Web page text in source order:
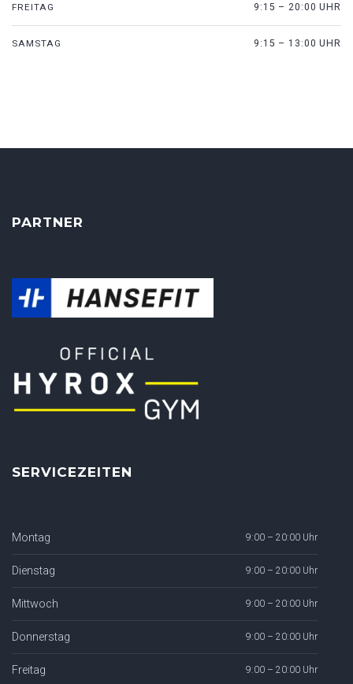
FREITAG 9:15 – 20:00 UHR
SAMSTAG 9:15 – 13:00 UHR
PARTNER
SERVICEZEITEN
Montag 9:00 – 20:00 Uhr
Dienstag 9:00 – 20:00 Uhr
Mittwoch 9:00 – 20:00 Uhr
Donnerstag 9:00 – 20:00 Uhr
Freitag 9:00 – 20:00 Uhr